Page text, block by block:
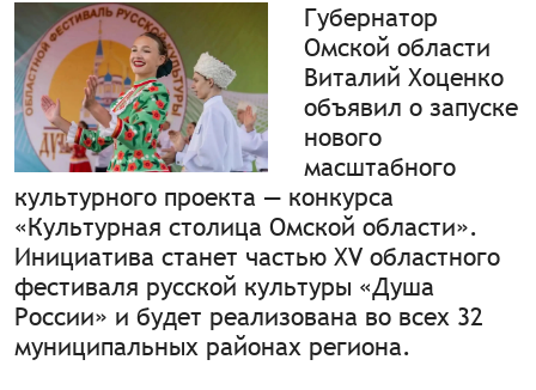
Губернатор
Омской области
Виталий Хоценко
объявил о запуске
нового
масштабного
культурного проекта — конкурса
«Культурная столица Омской области».
Инициатива станет частью XV областного
фестиваля русской культуры «Душа
России» и будет реализована во всех 32
муниципальных районах региона.